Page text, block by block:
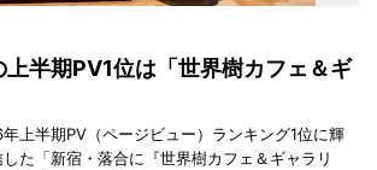
上半期PV1位は「世界樹カフェ＆ギ
上半期PV（ページビュー）ランキング1位に輝
た「新宿・落合に『世界樹カフェ＆ギャラリ